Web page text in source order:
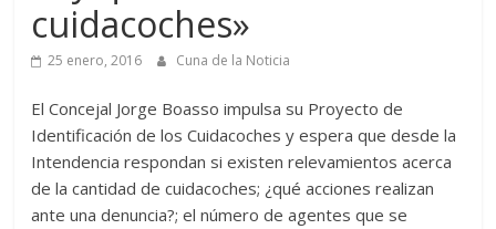
cuidacoches»
25 enero, 2016 Cuna de la Noticia
El Concejal Jorge Boasso impulsa su Proyecto de
Identificación de los Cuidacoches y espera que desde la
Intendencia respondan si existen relevamientos acerca
de la cantidad de cuidacoches; ¿qué acciones realizan
ante una denuncia?; el número de agentes que se